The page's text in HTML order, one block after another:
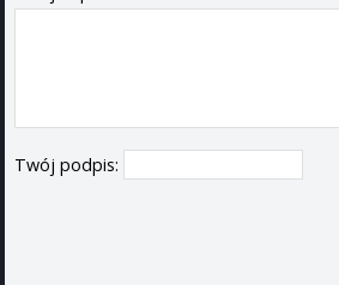
Twój podpis: